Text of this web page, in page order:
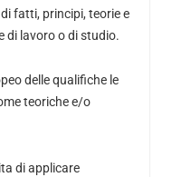
fatti, principi, teorie e
di lavoro o di studio.
delle qualifiche le
teoriche e/o
di applicare